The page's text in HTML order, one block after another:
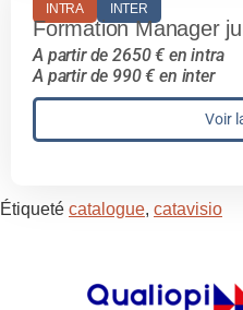
INTRA INTER
Formation Manager
A partir de 2650 € en intra
A partir de 990 € en inter
Voir
Étiqueté catalogue, catavisio